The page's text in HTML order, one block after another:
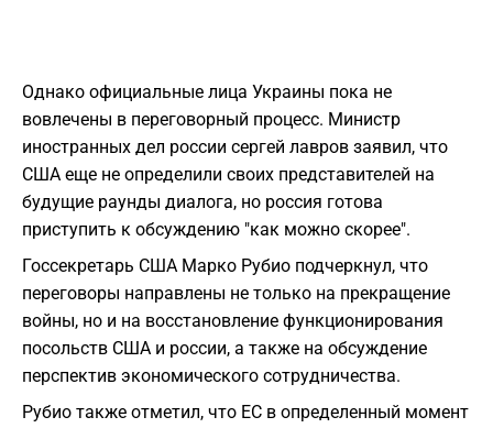
Однако официальные лица Украины пока не
вовлечены в переговорный процесс. Министр
иностранных дел россии сергей лавров заявил, что
США еще не определили своих представителей на
будущие раунды диалога, но россия готова
приступить к обсуждению "как можно скорее".
Госсекретарь США Марко Рубио подчеркнул, что
переговоры направлены не только на прекращение
войны, но и на восстановление функционирования
посольств США и россии, а также на обсуждение
перспектив экономического сотрудничества.
Рубио также отметил, что ЕС в определенный момент